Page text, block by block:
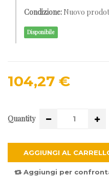
Condizione: Nuovo
Disponibile
104,27 €
Quantity
AGGIUNGI AL
Aggiungi per